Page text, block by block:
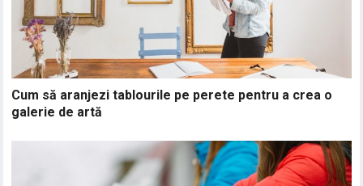
Cum să aranjezi tablourile pe perete pentru a crea o
galerie de artă